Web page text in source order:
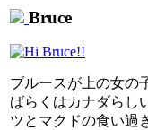
Bruce
ブルースが上の女の
ばらくはカナダらし
ツとマクドの食い過